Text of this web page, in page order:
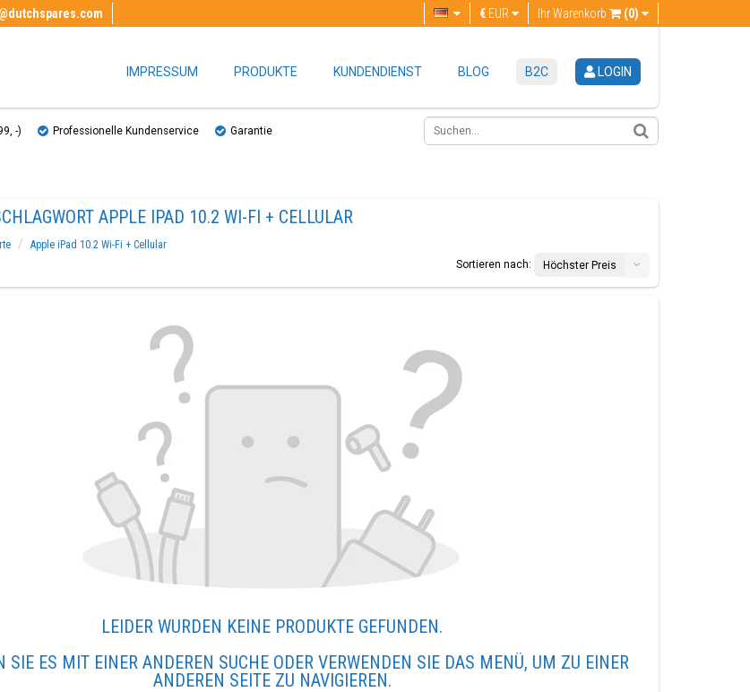
Ihr Warenkorb (0)
€ EUR
IMPRESSUM PRODUKTE KUNDENDIENST BLOG B2C LOGIN
​​-) Professionelle Kundenservice Garantie
APPLE IPAD 10.2 WI-FI + CELLULAR
Apple iPad 10.2 Wi-Fi + Cellular
Sortieren nach:
Höchster Preis
LEIDER WURDEN KEINE PRODUKTE GEFUNDEN.
SIE ES MIT EINER ANDEREN SUCHE ODER VERWENDEN SIE DAS MENÜ, UM ZU EINER
ANDEREN SEITE ZU NAVIGIEREN.